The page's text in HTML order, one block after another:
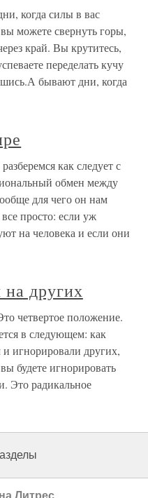
когда силы в вас
можете свернуть горы,
край. Вы крутитесь,
переделать кучу
бывают дни, когда
как следует с
обмен между
для чего он нам
просто: если уж
на человека и если они
других
четвертое положение.
в следующем: как
игнорировали других,
будете игнорировать
Это радикальное
Литрес